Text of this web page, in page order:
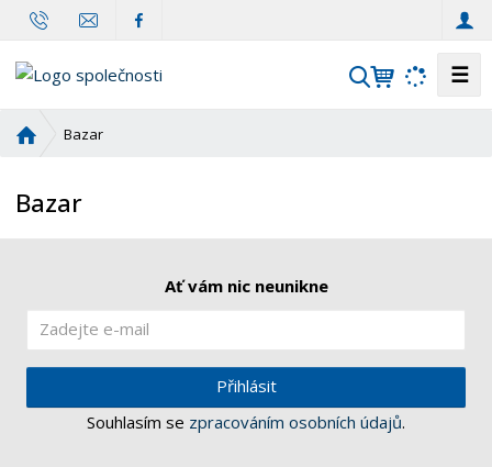
V
a
☰
v
d
r
a
n
Bazar
Bazar
Ať vám nic neunikne
Přihlásit
Souhlasím se zpracováním osobních údajů.